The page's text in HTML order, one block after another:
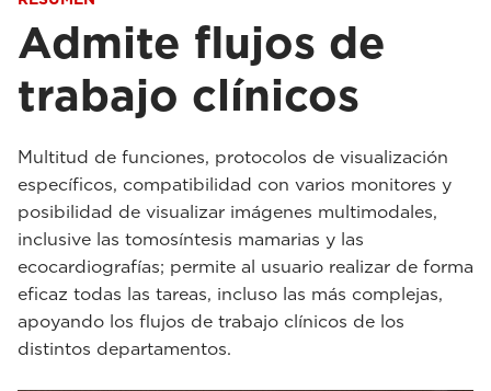
Admite flujos de
trabajo clínicos
Multitud de funciones, protocolos de visualización
específicos, compatibilidad con varios monitores y
posibilidad de visualizar imágenes multimodales,
inclusive las tomosíntesis mamarias y las
ecocardiografías; permite al usuario realizar de forma
eficaz todas las tareas, incluso las más complejas,
apoyando los flujos de trabajo clínicos de los
distintos departamentos.